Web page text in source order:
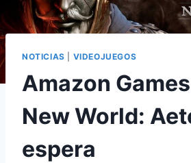
NOTICIAS VIDEOJUEGOS
Amazon
New World:
espera